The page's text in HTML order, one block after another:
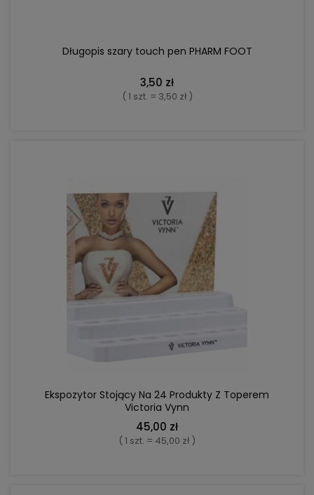
Długopis szary touch pen PHARM FOOT
3,50 zł
( 1 szt. = 3,50 zł )
Ekspozytor Stojący Na 24 Produkty Z Toperem
Victoria Vynn
45,00 zł
( 1 szt. = 45,00 zł )